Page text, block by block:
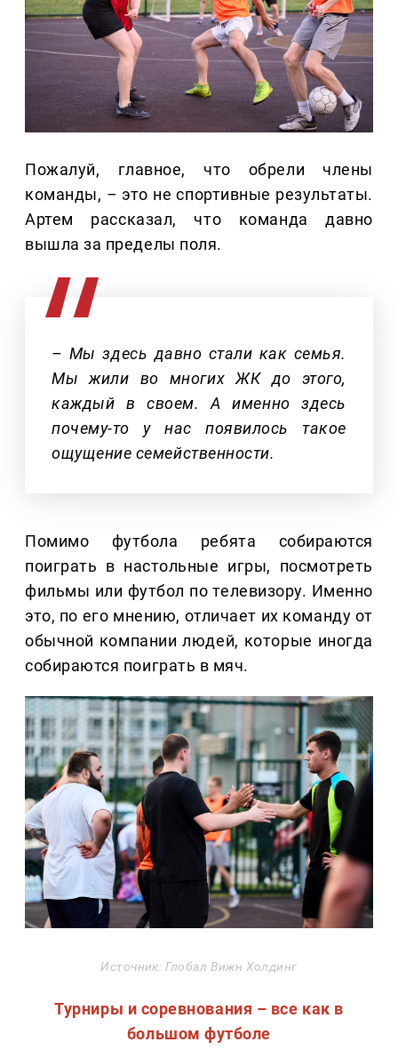
Пожалуй, главное, что обрели члены
команды, – это не спортивные результаты.
Артем рассказал, что команда давно
вышла за пределы поля.
– Мы здесь давно стали как семья.
Мы жили во многих ЖК до этого,
каждый в своем. А именно здесь
почему-то у нас появилось такое
ощущение семейственности.
Помимо футбола ребята собираются
поиграть в настольные игры, посмотреть
фильмы или футбол по телевизору. Именно
это, по его мнению, отличает их команду от
обычной компании людей, которые иногда
собираются поиграть в мяч.
Источник: Глобал Вижн Холдинг
Турниры и соревнования – все как в
большом футболе